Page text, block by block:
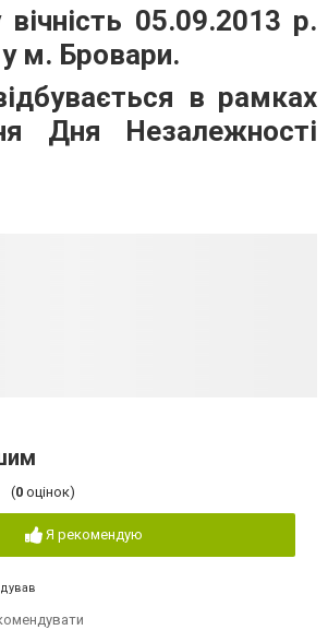
вічність 05.09.2013 р.
м. Бровари.
в рамках
Дня Незалежності
(0 оцінок)
Я рекомендую